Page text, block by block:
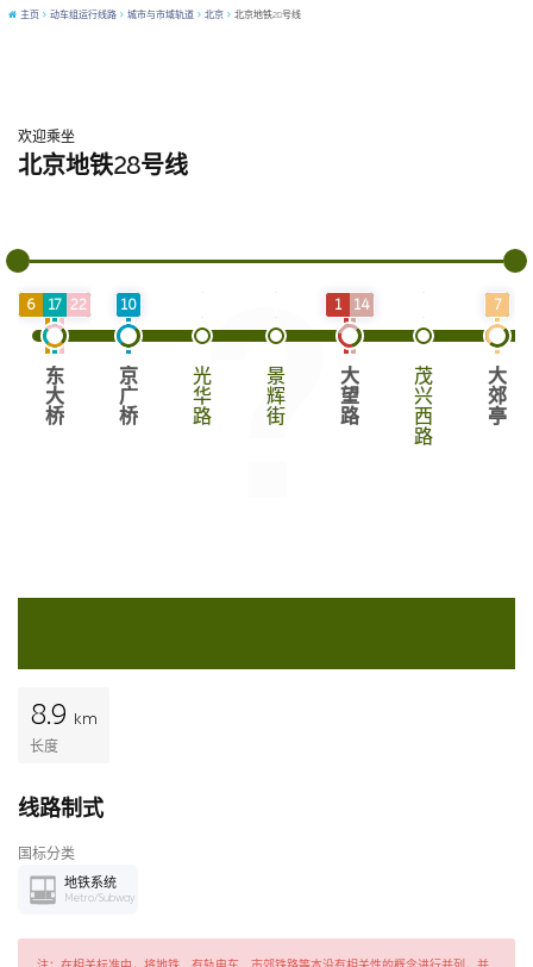
主页 动车组运行线路 城市与市域轨道 北京 北京地铁28号线
欢迎乘坐
北京地铁28号线
6 17 22
东
大
桥
10
京
广
桥
光
华
路
景
辉
街
1 14
大
望
路
茂
兴
西
路
7
大
郊
亭
8.9
km
长度
线路制式
国标分类
地铁系统
Metro/Subway